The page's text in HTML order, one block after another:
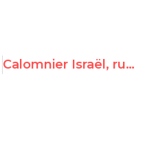
Calomnier Israël, ruiner le Venezuela: comment le régime de Nicolas Maduro propage l’antisémitisme à l’étranger et abuse de son pouvoir dans son pays